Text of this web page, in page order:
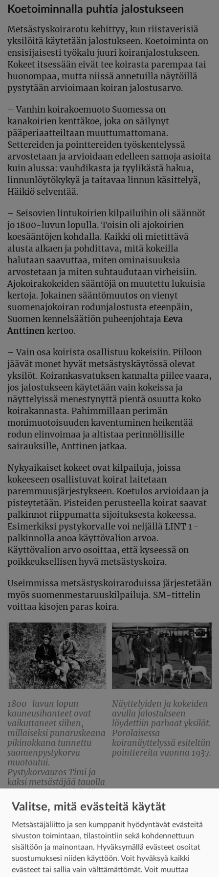
Koetoiminnalla puhtia jalostukseen
Metsästyskoirarotu kehittyy, kun riistaverisiä
yksilöitä käytetään jalostukseen. Koetoiminta on
ensisijaisesti työkalu juuri koiranjalostukseen.
Kokeet itsessään eivät tee koirasta parempaa tai
huonompaa, mutta niissä annetuilla näytöillä
pystytään arvioimaan koiran jalostusarvo.
– Vanhin koirakoemuoto Suomessa on
kanakoirien kenttäkoe, joka on säilynyt
pääperiaatteiltaan muuttumattomana.
Settereiden ja pointtereiden työskentelyssä
arvostetaan ja arvioidaan edelleen samoja asioita
kuin alussa: vauhdikasta ja tyylikästä hakua,
linnunlöytökykyä ja taitavaa linnun käsittelyä,
Häikiö selventää.
– Seisovien lintukoirien kilpailuihin oli säännöt
jo 1800-luvun lopulla. Toisin oli ajokoirien
koesääntöjen kohdalla. Kaikki oli mietittävä
alusta alkaen ja pohdittava, mitä kokeilla
halutaan saavuttaa, miten ominaisuuksia
arvostetaan ja miten suhtaudutaan virheisiin.
Ajokoirakokeiden sääntöjä on muutettu lukuisia
kertoja. Jokainen sääntömuutos on vienyt
suomenajokoiran rodunjalostusta eteenpäin,
Suomen kennelsäätiön puheenjohtaja Eeva
Anttinen kertoo.
– Vain osa koirista osallistuu kokeisiin. Piiloon
jäävät monet hyvät metsästyskäytössä olevat
yksilöt. Koirankasvatuksen kannalta piilee vaara,
jos jalostukseen käytetään vain kokeissa ja
näyttelyissä menestynyttä pientä osuutta koko
koirakannasta. Pahimmillaan perimän
monimuotoisuuden kaventuminen heikentää
rodun elinvoimaa ja altistaa perinnöllisille
sairauksille, Anttinen jatkaa.
Nykyaikaiset kokeet ovat kilpailuja, joissa
kokeeseen osallistuvat koirat laitetaan
paremmuusjärjestykseen. Koetulos arvioidaan ja
pisteytetään. Pisteiden perusteella koirat saavat
palkinnot riippumatta sijoituksesta kokeessa.
Esimerkiksi pystykorvalle voi neljällä LINT 1 -
palkinnolla anoa käyttövalion arvoa.
Käyttövalion arvo osoittaa, että kyseessä on
poikkeuksellisen hyvä metsästyskoira.
Useimmissa metsästyskoiraroduissa järjestetään
myös suomenmestaruuskilpailuja. SM-tittelin
voittaa kisojen paras koira.
1800-luvun lopun
kauneusihanteet ovat
vaikuttaneet siihen,
millaiseksi punaruskeana
pikinokkana tunnettu
suomenpystykorva
muotoutui.
Pystykorvauros Timi ja
kaksi metsästäjää tauolla
vuonna 1958 Jyväskylän
Palokassa.
Näyttelyiden ja kokeiden
avulla jalostukseen
löydettiin parhaat yksilöt.
Porolaisessa
koiranäyttelyssä esiteltiin
pointtereita vuonna 1937.
Suomenpystykorva kansalliskoiraksi
– Suomenpystykorvan varhaisesta historiasta on
olemassa erilaisia teorioita. Todennäköisesti
Valitse, mitä evästeitä käytät
Metsästäjäliitto ja sen kumppanit hyödyntävät evästeitä
sivuston toimintaan, tilastointiin sekä kohdennettuun
sisältöön ja mainontaan. Hyväksymällä evästeet osoitat
suostumuksesi niiden käyttöön. Voit hyväksyä kaikki
evästeet tai sallia vain välttämättömät. Voit muuttaa